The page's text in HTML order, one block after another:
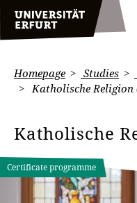
Homepage Studies
Katholische
Katholische
Certificate programme